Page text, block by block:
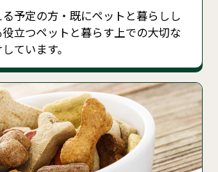
予定の方・既にペットと暮らしし
立つペットと暮らす上での大切な
ています。